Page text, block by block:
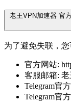
老王VPN加速器 官
为了避免失联，
官方网站:
客服邮箱:
Telegram官
Telegram官